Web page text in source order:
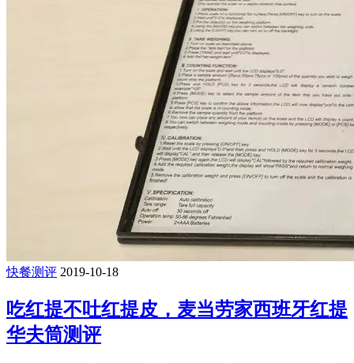
快餐测评 2019-10-18
吃红提不吐红提皮，麦当劳家西班牙红提
华夫筒测评